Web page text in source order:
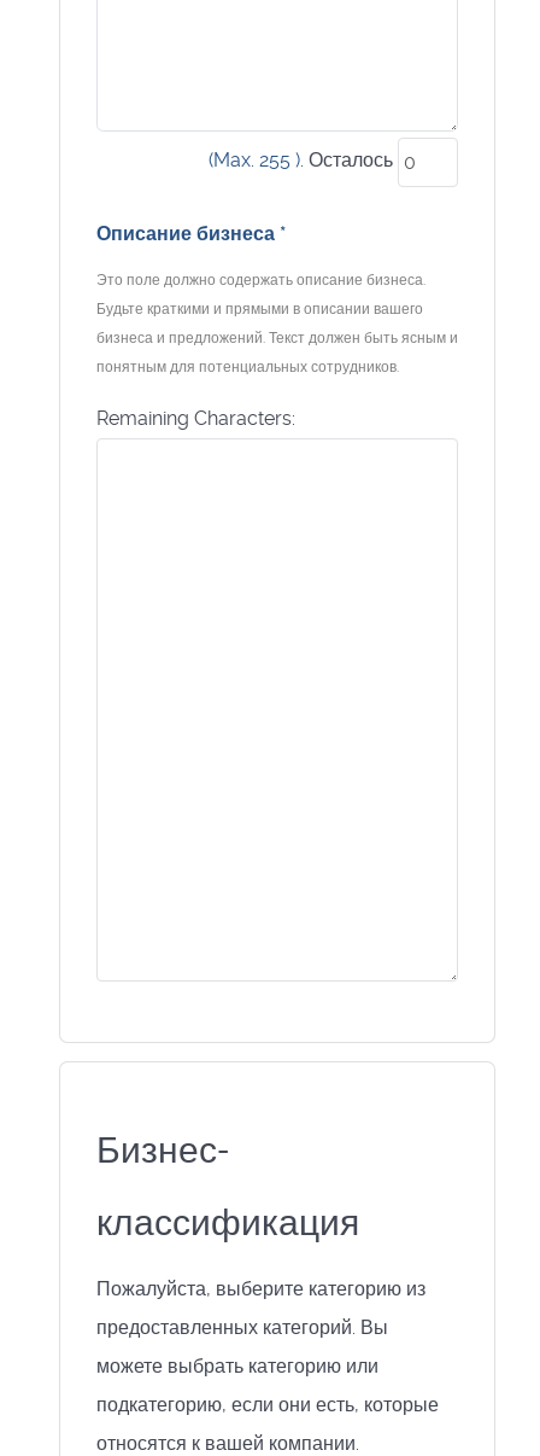
(Max. 255 ). Осталось
Описание бизнеса *
Это поле должно содержать описание бизнеса.
Будьте краткими и прямыми в описании вашего
бизнеса и предложений. Текст должен быть ясным и
понятным для потенциальных сотрудников.
Remaining Characters:
Бизнес-
классификация
Пожалуйста, выберите категорию из
предоставленных категорий. Вы
можете выбрать категорию или
подкатегорию, если они есть, которые
относятся к вашей компании.